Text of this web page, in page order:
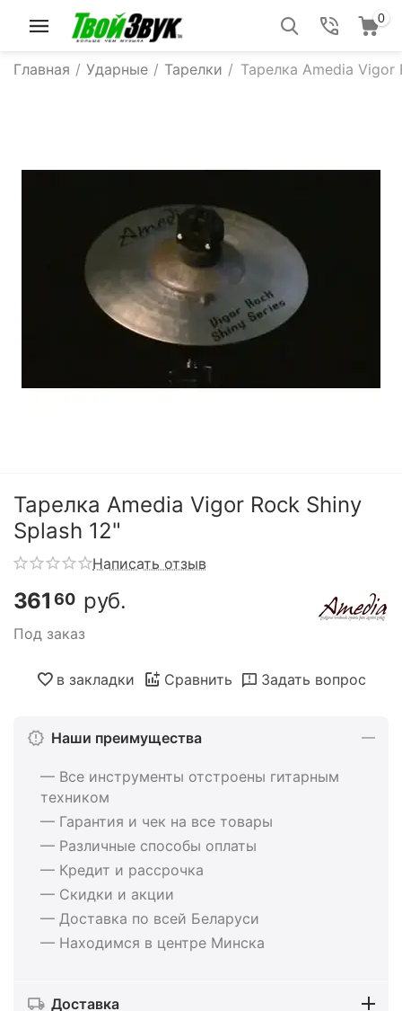
0
Главная / Ударные / Тарелки / Тарелка Amedia Vigor
Тарелка Amedia Vigor Rock Shiny
Splash 12"
Написать отзыв
361 60 руб.
Под заказ
в закладки Сравнить Задать вопрос
Наши преимущества
— Все инструменты отстроены гитарным
техником
— Гарантия и чек на все товары
— Различные способы оплаты
— Кредит и рассрочка
— Скидки и акции
— Доставка по всей Беларуси
— Находимся в центре Минска
Доставка